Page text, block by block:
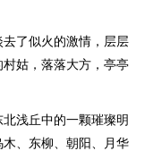
了似火的激情，层层
姑，落落大方，亭亭
浅丘中的一颗璀璨明
、东柳、朝阳、月华